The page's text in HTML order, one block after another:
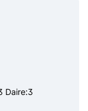
Daire:3